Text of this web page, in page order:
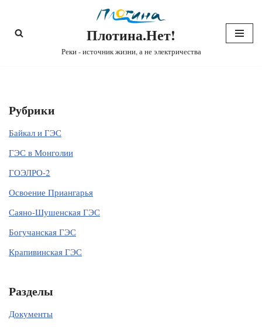
Перейти
Плотина.Нет!
Реки - источник жизни, а не электричества
Рубрики
Байкал и ГЭС
ГЭС в Монголии
ГОЭЛРО-2
Освоение Приангарья
Саяно-Шушенская ГЭС
Богучанская ГЭС
Крапивинская ГЭС
Разделы
Документы